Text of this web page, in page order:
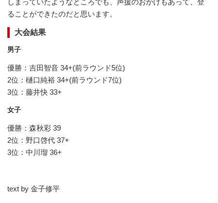
ることができたのだと思います。
大会結果
男子
優勝：吉田智音 34+(前ラウンド5位)
2位：樋口純裕 34+(前ラウンド7位)
3位：藤井快 33+
女子
優勝：森秋彩 39
2位：野口啓代 37+
3位：中川瑠 36+
text by 金子修平